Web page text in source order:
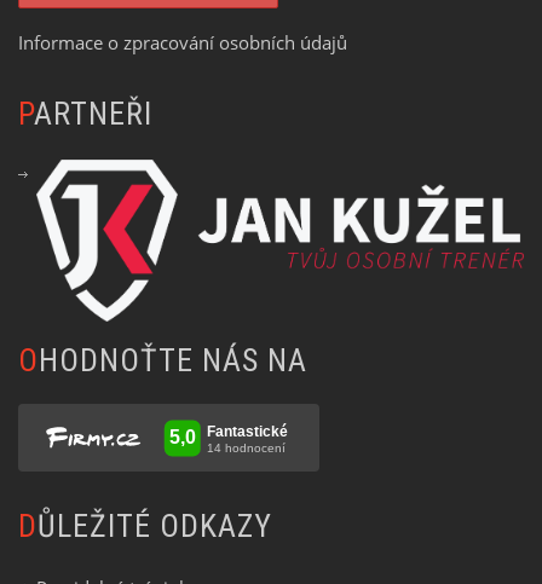
Informace o zpracování osobních údajů
PARTNEŘI
OHODNOŤTE NÁS NA
DŮLEŽITÉ ODKAZY